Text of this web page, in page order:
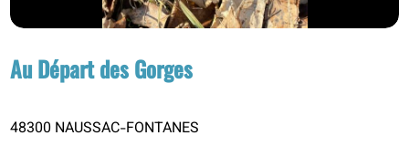
Au Départ des Gorges
48300 NAUSSAC-FONTANES